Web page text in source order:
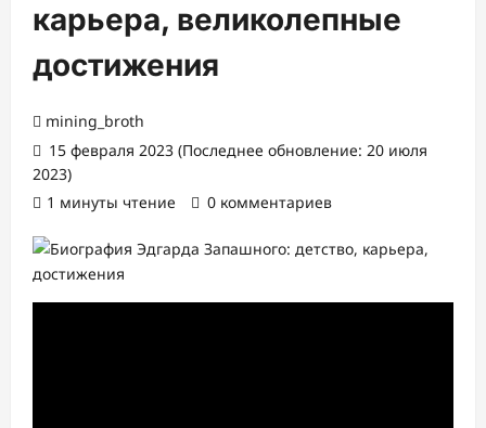
карьера, великолепные
достижения
mining_broth
15 февраля 2023 (Последнее обновление: 20 июля
2023)
1 минуты чтение
0 комментариев